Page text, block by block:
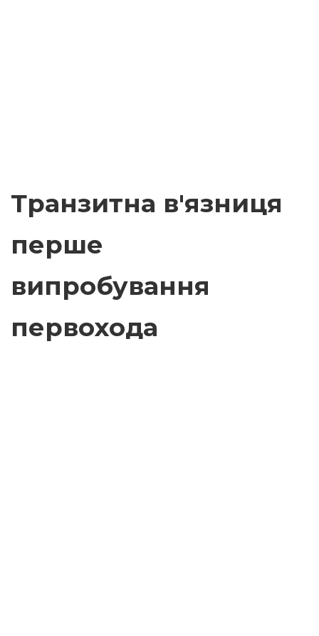
Транзитна в'язниця
перше
випробування
первохода